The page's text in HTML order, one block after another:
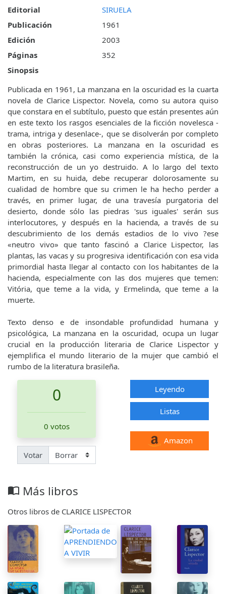
Editorial
SIRUELA
Publicación
1961
Edición
2003
Páginas
352
Sinopsis
Publicada en 1961, La manzana en la oscuridad es la cuarta
novela de Clarice Lispector. Novela, como su autora quiso
que constara en el subtítulo, puesto que están presentes aún
en este texto los rasgos esenciales de la ficción novelesca -
trama, intriga y desenlace-, que se disolverán por completo
en obras posteriores. La manzana en la oscuridad es
también la crónica, casi como experiencia mística, de la
reconstrucción de un yo destruido. A lo largo del texto
Martim, en su huida, debe recuperar dolorosamente su
cualidad de hombre que su crimen le ha hecho perder a
través, en primer lugar, de una travesía purgatoria del
desierto, donde sólo las piedras 'sus iguales' serán sus
interlocutores, y después en la hacienda, a través de su
descubrimiento de los demás estadios de lo vivo ?ese
«neutro vivo» que tanto fascinó a Clarice Lispector, las
plantas, las vacas y su progresiva identificación con esa vida
primordial hasta llegar al contacto con los habitantes de la
hacienda, especialmente con las dos mujeres que temen:
Vitória, que teme a la vida, y Ermelinda, que teme a la
muerte.
Texto denso e de insondable profundidad humana y
psicológica, La manzana en la oscuridad, ocupa un lugar
crucial en la producción literaria de Clarice Lispector y
ejemplifica el mundo literario de la mujer que cambió el
rumbo de la literatura brasileña.
0
0 votos
Votar
Leyendo
Listas
Amazon
import_contacts Más libros
Otros libros de CLARICE LISPECTOR